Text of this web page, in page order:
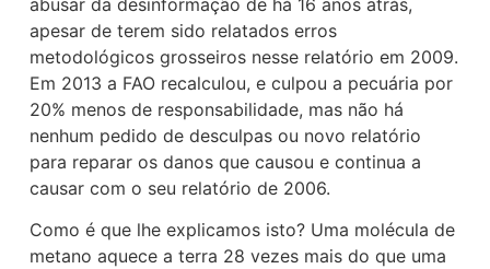
apesar de terem sido relatados erros
metodológicos grosseiros nesse relatório em 2009.
Em 2013 a FAO recalculou, e culpou a pecuária por
20% menos de responsabilidade, mas não há
nenhum pedido de desculpas ou novo relatório
para reparar os danos que causou e continua a
causar com o seu relatório de 2006.
Como é que lhe explicamos isto? Uma molécula de
metano aquece a terra 28 vezes mais do que uma